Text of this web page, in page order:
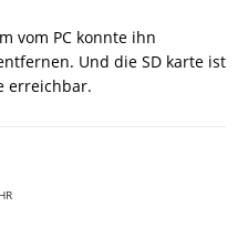
vom PC konnte ihn
Und die SD karte ist
erreichbar.